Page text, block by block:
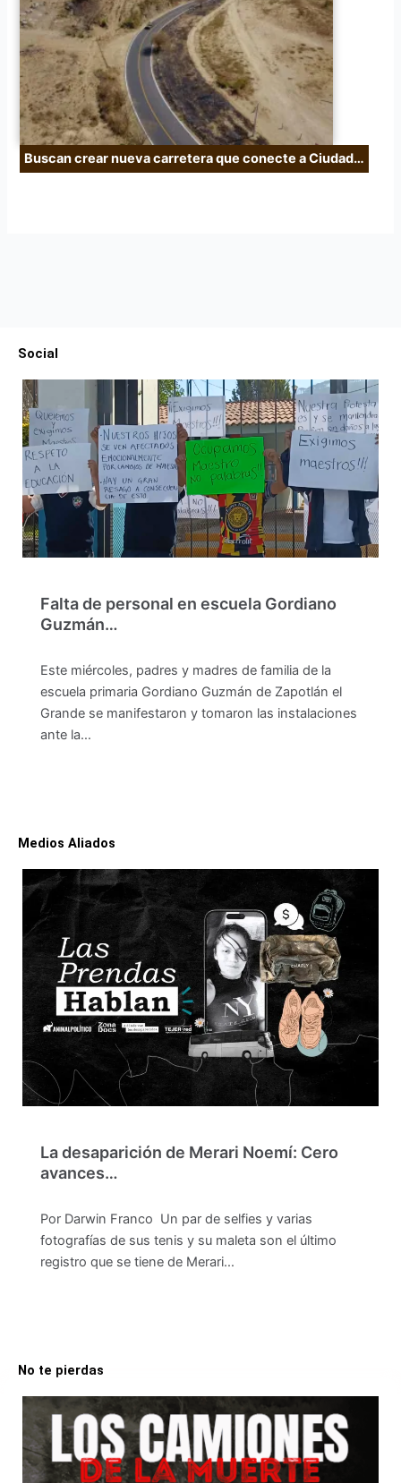
Buscan crear nueva carretera que conecte a Ciudad…
Social
Falta de personal en escuela Gordiano
Guzmán…
Este miércoles, padres y madres de familia de la
escuela primaria Gordiano Guzmán de Zapotlán el
Grande se manifestaron y tomaron las instalaciones
ante la…
Medios Aliados
La desaparición de Merari Noemí: Cero
avances…
Por Darwin Franco Un par de selfies y varias
fotografías de sus tenis y su maleta son el último
registro que se tiene de Merari…
No te pierdas